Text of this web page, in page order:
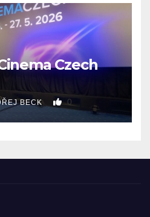
Czech
BECK 0